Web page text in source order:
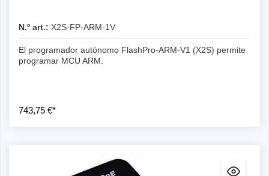
N.º art.: X2S-FP-ARM-1V
El programador autónomo FlashPro-ARM-V1 (X2S) permite
programar MCU ARM.
743,75 €*